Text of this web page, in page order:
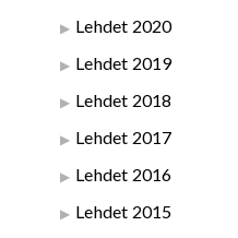
Lehdet 2020
Lehdet 2019
Lehdet 2018
Lehdet 2017
Lehdet 2016
Lehdet 2015